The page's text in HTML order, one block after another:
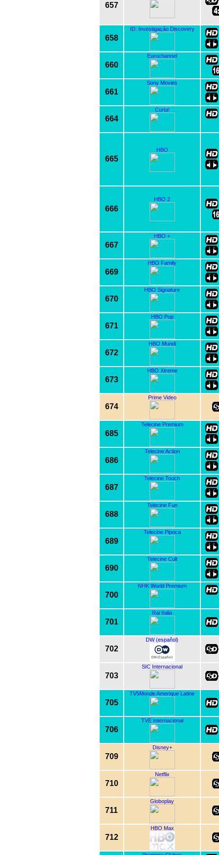
657
658
ID: Investigação Discovery
660
Eurochannel
661
Sony Movies
664
Curta!
665
HBO
666
HBO 2
667
HBO +
669
HBO Family
670
HBO Signature
671
HBO Pop
672
HBO Mundi
673
HBO Xtreme
674
Prime Video
685
Telecine Premium
686
Telecine Action
687
Telecine Touch
688
Telecine Fun
689
Telecine Pipoca
690
Telecine Cult
700
NHK World Premium
701
Rai Italia
702
DW (español)
703
SIC Internacional
705
TV5Monde Amerique Latine
706
TVE Internacional
709
Disney+
710
Netflix
711
Globoplay
712
HBO Max